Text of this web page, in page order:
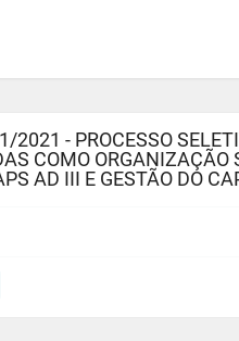
- PROCESSO
COMO
AD III E GESTÃO DO